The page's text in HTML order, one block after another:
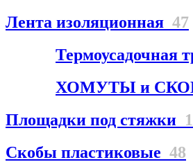
Лента изоляционная 47
Термоусадочная
ХОМУТЫ и
Площадки под стяжки
Скобы пластиковые 48